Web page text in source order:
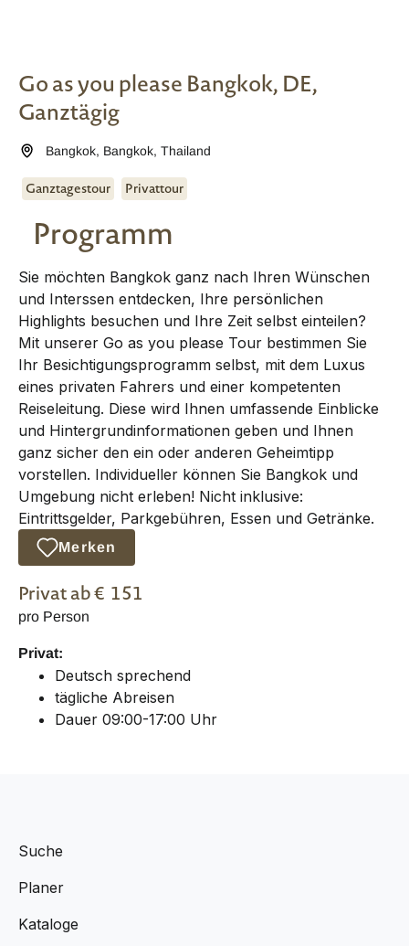
Go as you please Bangkok, DE,
Ganztägig
Bangkok, Bangkok,Thailand
Ganztagestour Privattour
Programm
Sie möchten Bangkok ganz nach Ihren Wünschen
und Interssen entdecken, Ihre persönlichen
Highlights besuchen und Ihre Zeit selbst einteilen?
Mit unserer Go as you please Tour bestimmen Sie
Ihr Besichtigungsprogramm selbst, mit dem Luxus
eines privaten Fahrers und einer kompetenten
Reiseleitung. Diese wird Ihnen umfassende Einblicke
und Hintergrundinformationen geben und Ihnen
ganz sicher den ein oder anderen Geheimtipp
vorstellen. Individueller können Sie Bangkok und
Umgebung nicht erleben! Nicht inklusive:
Eintrittsgelder, Parkgebühren, Essen und Getränke.
Merken
Privatab € 151
pro Person
Privat:
Deutsch sprechend
tägliche Abreisen
Dauer 09:00-17:00 Uhr
Suche
Planer
Kataloge